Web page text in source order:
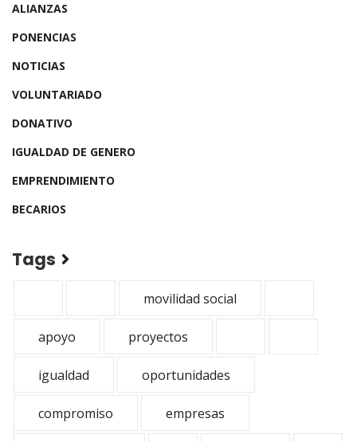
ALIANZAS
PONENCIAS
NOTICIAS
VOLUNTARIADO
DONATIVO
IGUALDAD DE GENERO
EMPRENDIMIENTO
BECARIOS
Tags
movilidad social
apoyo proyectos
igualdad oportunidades
compromiso empresas